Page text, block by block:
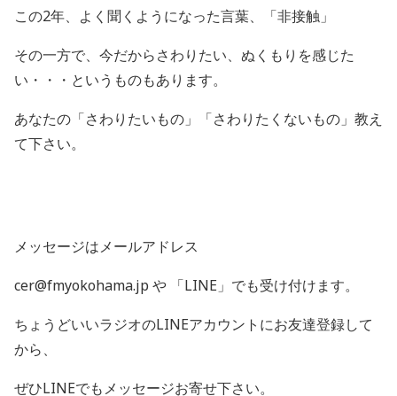
この2年、よく聞くようになった言葉、「非接触」
その一方で、今だからさわりたい、ぬくもりを感じた
い・・・というものもあります。
あなたの「さわりたいもの」「さわりたくないもの」教え
て下さい。
メッセージはメールアドレス
cer@fmyokohama.jp や 「LINE 」でも受け付けます。
ちょうどいいラジオのLINEアカウントにお友達登録して
から、
ぜひLINEでもメッセージお寄せ下さい。